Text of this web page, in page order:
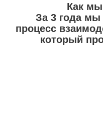
Как
За 3 года мы
процесс
который